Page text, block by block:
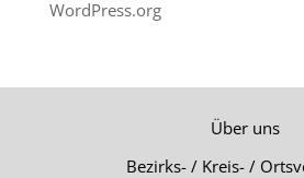
WordPress.org
Über uns
Bezirks- / Kreis- /